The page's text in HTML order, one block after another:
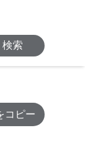
検索
コピー